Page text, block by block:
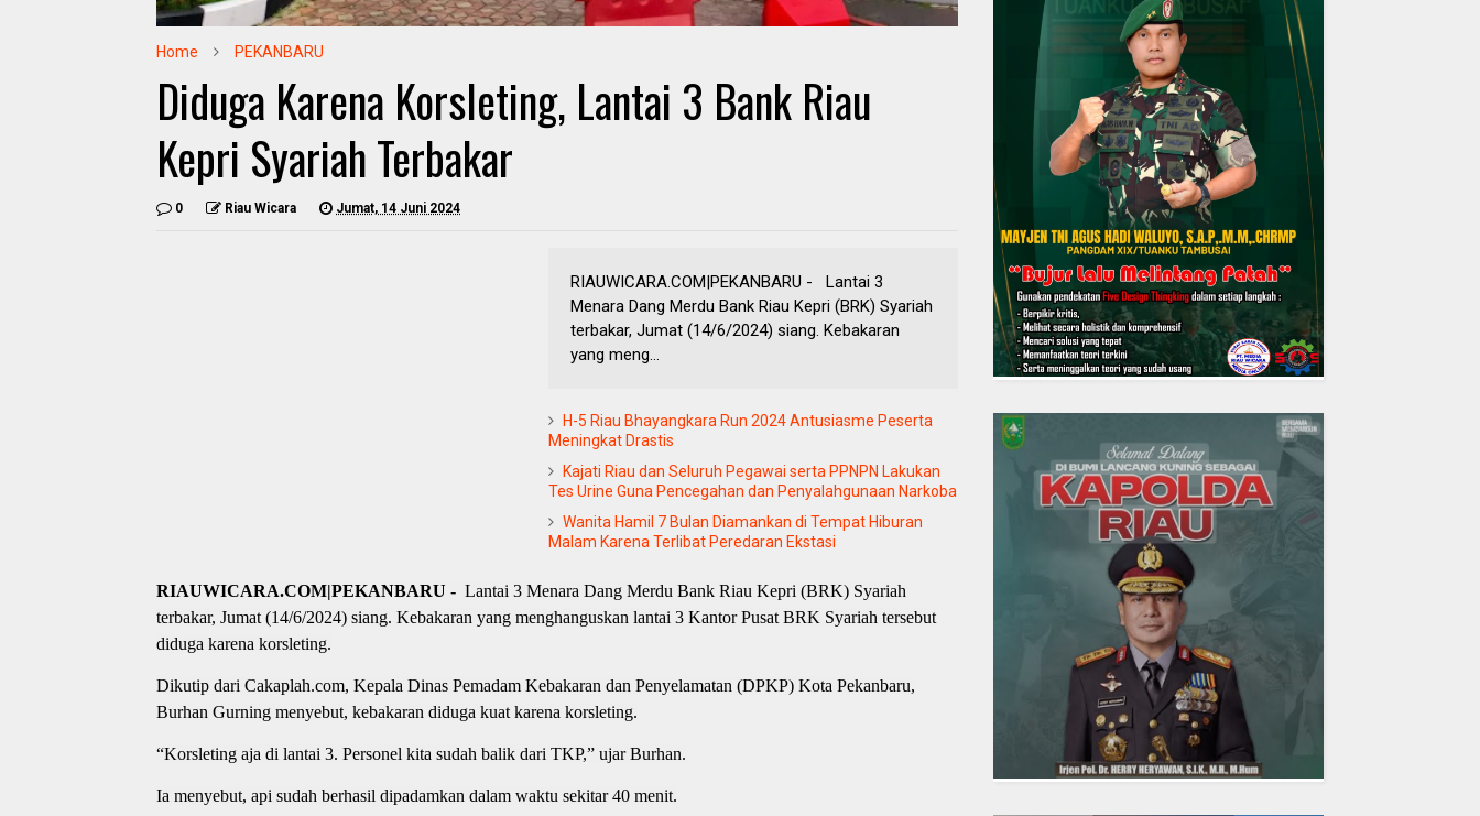
Home PEKANBARU
Diduga Karena Korsleting, Lantai 3 Bank Riau
Kepri Syariah Terbakar
0 Riau Wicara Jumat, 14 Juni 2024
RIAUWICARA.COM|PEKANBARU - Lantai 3
Menara Dang Merdu Bank Riau Kepri (BRK) Syariah
terbakar, Jumat (14/6/2024) siang. Kebakaran
yang meng...
H-5 Riau Bhayangkara Run 2024 Antusiasme Peserta
Meningkat Drastis
Kajati Riau dan Seluruh Pegawai serta PPNPN Lakukan
Tes Urine Guna Pencegahan dan Penyalahgunaan Narkoba
Wanita Hamil 7 Bulan Diamankan di Tempat Hiburan
Malam Karena Terlibat Peredaran Ekstasi
RIAUWICARA.COM|PEKANBARU - Lantai 3 Menara Dang Merdu Bank Riau Kepri (BRK) Syariah
terbakar, Jumat (14/6/2024) siang. Kebakaran yang menghanguskan lantai 3 Kantor Pusat BRK Syariah tersebut
diduga karena korsleting.
Dikutip dari Cakaplah.com, Kepala Dinas Pemadam Kebakaran dan Penyelamatan (DPKP) Kota Pekanbaru,
Burhan Gurning menyebut, kebakaran diduga kuat karena korsleting.
“Korsleting aja di lantai 3. Personel kita sudah balik dari TKP,” ujar Burhan.
Ia menyebut, api sudah berhasil dipadamkan dalam waktu sekitar 40 menit.